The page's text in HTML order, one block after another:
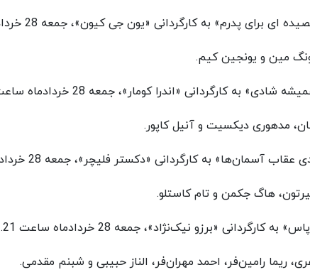
برای پدرم» به کارگردانی «یون جی کیون»، جمعه 28 خردادماه ساعت 15.
مین و یونجین کیم.
به کارگردانی «اندرا کومار»، جمعه 28 خردادماه ساعت 17.
مدهوری دیکسیت و آنیل کاپور.
آسمان‌ها» به کارگردانی «دکستر فلیچر»، جمعه 28 خردادماه ساعت 19.
هاگ جکمن و تام کاستلو.
«برزو نیک‌نژاد»، جمعه 28 خردادماه ساعت 21.
ریما رامین‌فر، احمد مهران‌فر، الناز حبیبی و شبنم مقدمی.